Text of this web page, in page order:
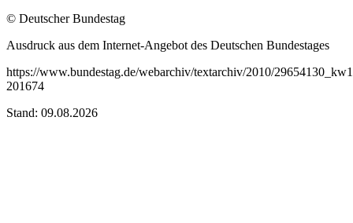
© Deutscher Bundestag
Ausdruck aus dem Internet-Angebot des Deutschen Bundestages
https://www.bundestag.de/webarchiv/textarchiv/2010/
201674
Stand: 09.08.2026